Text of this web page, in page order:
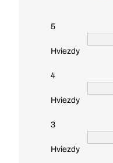
5
Hviezdy
4
Hviezdy
3
Hviezdy